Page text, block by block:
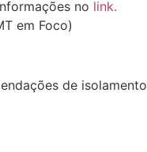
no link.
em Foco)
de isolamento